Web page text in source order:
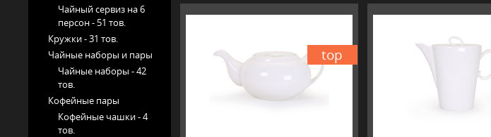
Чайный сервиз на 6
персон - 51 тов.
Кружки -31 тов.
Чайные наборы и пары
Чайные наборы -42
тов.
Кофейные пары
Кофейные чашки -4
тов.
top